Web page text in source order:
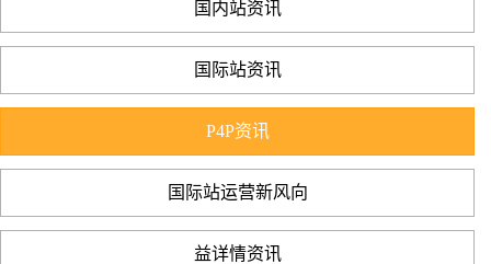
国内站资讯
国际站资讯
P4P资讯
国际站运营新风向
益详情资讯